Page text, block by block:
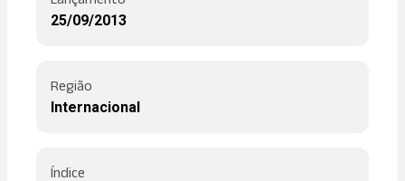
25/09/2013
Região
Internacional
Índice